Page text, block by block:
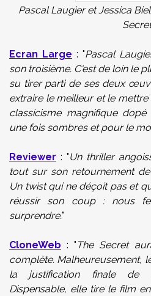
Pascal Laugier et Jessica
Secret
Ecran Large : "Pascal
son troisième. C'est de loin le
su tirer parti de ses deux
extraire le meilleur et le
classicisme magnifique
une fois sombres et pour le
Reviewer : "Un thriller
tout sur son retournement
Un twist qui ne déçoit pas et
réussir son coup : nous
surprendre."
CloneWeb : " The Secret
complète. Malheureusement,
la justification finale de
Dispensable, elle tire le film